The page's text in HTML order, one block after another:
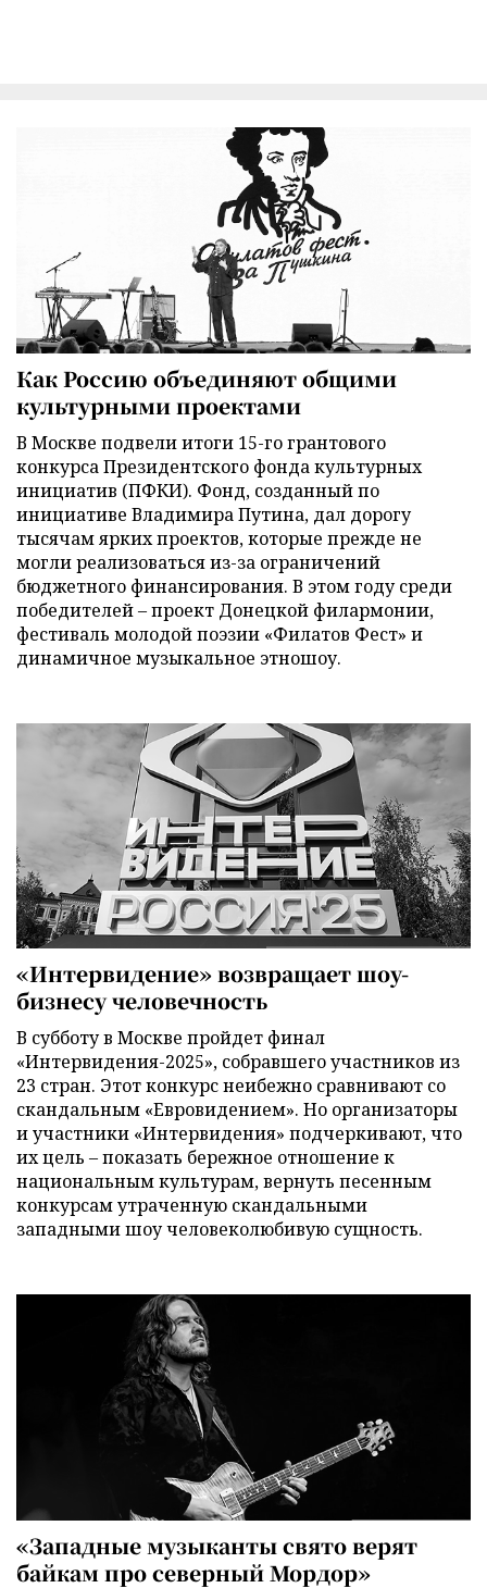
Как Россию объединяют общими
культурными проектами
В Москве подвели итоги 15-го грантового
конкурса Президентского фонда культурных
инициатив (ПФКИ). Фонд, созданный по
инициативе Владимира Путина, дал дорогу
тысячам ярких проектов, которые прежде не
могли реализоваться из-за ограничений
бюджетного финансирования. В этом году среди
победителей – проект Донецкой филармонии,
фестиваль молодой поэзии «Филатов Фест» и
динамичное музыкальное этношоу.
«Интервидение» возвращает шоу-
бизнесу человечность
В субботу в Москве пройдет финал
«Интервидения-2025», собравшего участников из
23 стран. Этот конкурс неибежно сравнивают со
скандальным «Евровидением». Но организаторы
и участники «Интервидения» подчеркивают, что
их цель – показать бережное отношение к
национальным культурам, вернуть песенным
конкурсам утраченную скандальными
западными шоу человеколюбивую сущность.
«Западные музыканты свято верят
байкам про северный Мордор»